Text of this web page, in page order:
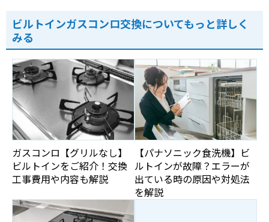
ビルトインガスコンロ交換についてもっと詳しく
みる
ガスコンロ【グリルなし】
ビルトインをご紹介！交換
工事費用や内容も解説
【パナソニック食洗機】ビ
ルトインが故障？エラーが
出ている時の原因や対処法
を解説